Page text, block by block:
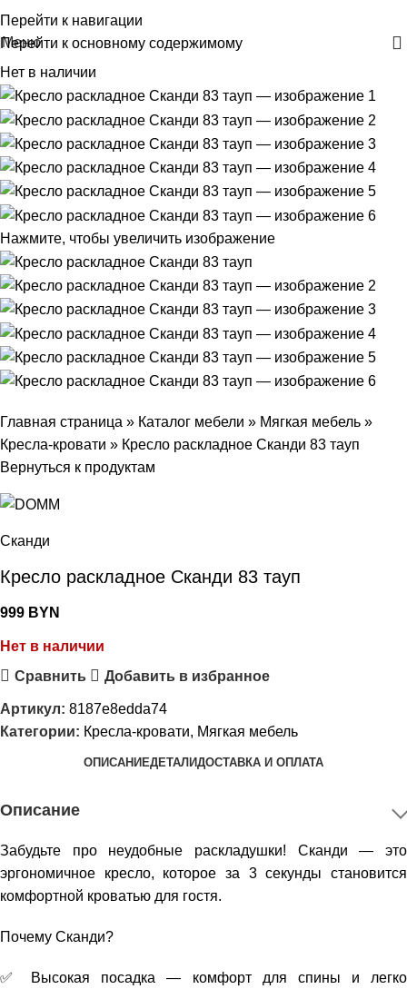
Перейти к навигации
Перейти к основному содержимому
Меню
Нет в наличии
Нажмите, чтобы увеличить изображение
Главная страница » Каталог мебели » Мягкая мебель »
Кресла-кровати » Кресло раскладное Сканди 83 тауп
Вернуться к продуктам
Сканди
Кресло раскладное Сканди 83 тауп
999 BYN
Нет в наличии
Сравнить
Добавить в избранное
Артикул: 8187e8edda74
Категории: Кресла-кровати, Мягкая мебель
ОПИСАНИЕДЕТАЛИДОСТАВКА И ОПЛАТА
Описание
Забудьте про неудобные раскладушки! Сканди — это
эргономичное кресло, которое за 3 секунды становится
комфортной кроватью для гостя.
Почему Сканди?
✅ Высокая посадка — комфорт для спины и легко